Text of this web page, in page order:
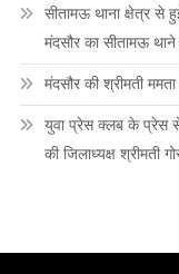
सीतामऊ थाना क्षेत्र से
मंदसौर का सीतामऊ थाने
मंदसौर की श्रीमती
युवा प्रेस क्लब के प्रेस से
की जिलाध्यक्ष श्रीमती